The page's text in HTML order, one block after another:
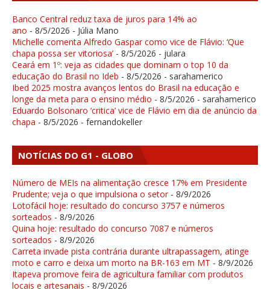
Banco Central reduz taxa de juros para 14% ao
ano - 8/5/2026 - Júlia Mano
Michelle comenta Alfredo Gaspar como vice de Flávio: ‘Que
chapa possa ser vitoriosa’ - 8/5/2026 - julara
Ceará em 1º: veja as cidades que dominam o top 10 da
educação do Brasil no Ideb - 8/5/2026 - sarahamerico
Ibed 2025 mostra avanços lentos do Brasil na educação e
longe da meta para o ensino médio - 8/5/2026 - sarahamerico
Eduardo Bolsonaro ‘critica’ vice de Flávio em dia de anúncio da
chapa - 8/5/2026 - fernandokeller
NOTÍCIAS DO G1 - GLOBO
Número de MEIs na alimentação cresce 17% em Presidente
Prudente; veja o que impulsiona o setor - 8/9/2026
Lotofácil hoje: resultado do concurso 3757 e números
sorteados - 8/9/2026
Quina hoje: resultado do concurso 7087 e números
sorteados - 8/9/2026
Carreta invade pista contrária durante ultrapassagem, atinge
moto e carro e deixa um morto na BR-163 em MT - 8/9/2026
Itapeva promove feira de agricultura familiar com produtos
locais e artesanais - 8/9/2026